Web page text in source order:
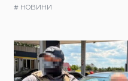
# НОВИНИ